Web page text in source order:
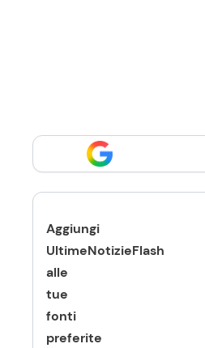
Aggiungi
UltimeNotizieFlash
alle
tue
fonti
preferite